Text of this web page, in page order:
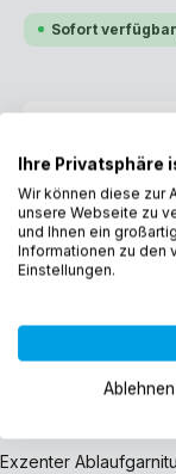
Sofort
EAN:
Gewicht:0.302 kg
Exzenter
Ihre Privatsphäre
Wir können diese zur
unsere Webseite zu
und Ihnen ein
Informationen zu den
Einstellungen.
Ablehnen